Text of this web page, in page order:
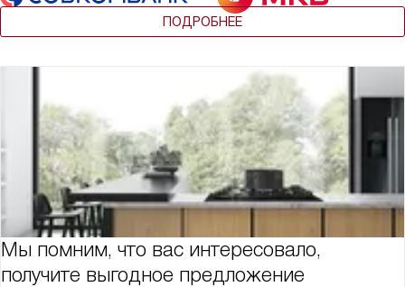
ПОДРОБНЕЕ
Мы помним, что вас интересовало,
получите выгодное предложение